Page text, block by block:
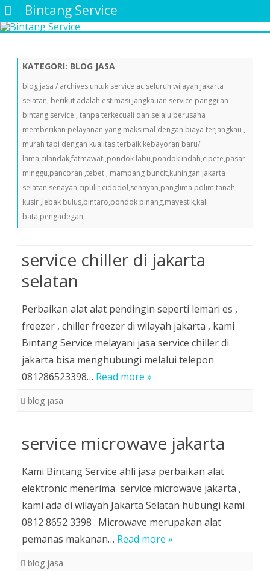
Bintang Service
KATEGORI: BLOG JASA
blog jasa / archives untuk service ac seluruh wilayah jakarta
selatan, berikut adalah estimasi jangkauan service panggilan
bintang service , tanpa terkecuali dan selalu berusaha
memberikan pelayanan yang maksimal dengan biaya terjangkau ,
murah tapi dengan kualitas terbaik.kebayoran baru/
lama,cilandak,fatmawati,pondok labu,pondok indah,cipete,pasar
minggu,pancoran ,tebet , mampang buncit,kuningan jakarta
selatan,senayan,cipulir,cidodol,senayan,panglima polim,tanah
kusir ,lebak bulus,bintaro,pondok pinang,mayestik,kali
bata,pengadegan,
service chiller di jakarta
selatan
Perbaikan alat alat pendingin seperti lemari es ,
freezer , chiller freezer di wilayah jakarta , kami
Bintang Service melayani jasa service chiller di
jakarta bisa menghubungi melalui telepon
081286523398… Read more »
blog jasa
service microwave jakarta
Kami Bintang Service ahli jasa perbaikan alat
elektronic menerima service microwave jakarta ,
kami ada di wilayah Jakarta Selatan hubungi kami
0812 8652 3398 . Microwave merupakan alat
pemanas makanan… Read more »
blog jasa